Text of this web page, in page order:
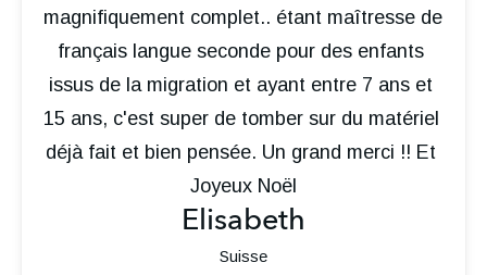
Elisabeth
Suisse
magnifiquement complet.. étant maîtresse de
français langue seconde pour des enfants
issus de la migration et ayant entre 7 ans et
15 ans, c'est super de tomber sur du matériel
déjà fait et bien pensée. Un grand merci !! Et
Joyeux Noël